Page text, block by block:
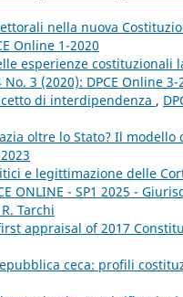
nella nuova
Online 1-2020
esperienze
No. 3 (2020): DPCE Online 3-
di interdipendenza ,
oltre lo Stato? Il
e legittimazione delle
ONLINE - SP1 2025 -
Tarchi
appraisal of 2017
ceca: profili